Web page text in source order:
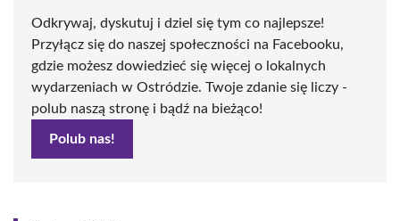
Odkrywaj, dyskutuj i dziel się tym co najlepsze!
Przyłącz się do naszej społeczności na Facebooku,
gdzie możesz dowiedzieć się więcej o lokalnych
wydarzeniach w Ostródzie. Twoje zdanie się liczy -
polub naszą stronę i bądź na bieżąco!
Polub nas!